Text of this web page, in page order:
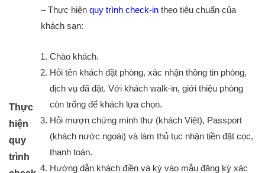
Thực
hiện
quy
trình
– Thực hiện quy trình check-in theo tiêu chuẩn của
khách sạn:
Chào khách.
Hỏi tên khách đặt phòng, xác nhận thông tin phòng,
dịch vụ đã đặt. Với khách walk-in, giới thiệu phòng
còn trống để khách lựa chọn.
Hỏi mượn chứng minh thư (khách Việt), Passport
(khách nước ngoài) và làm thủ tục nhận tiền đặt cọc,
thanh toán.
Hướng dẫn khách điền và ký vào mẫu đăng ký xác